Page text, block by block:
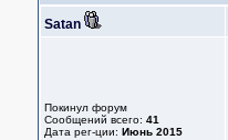
Satan
Покинул форум
Сообщений всего: 41
Дата рег-ции: Июнь 2015